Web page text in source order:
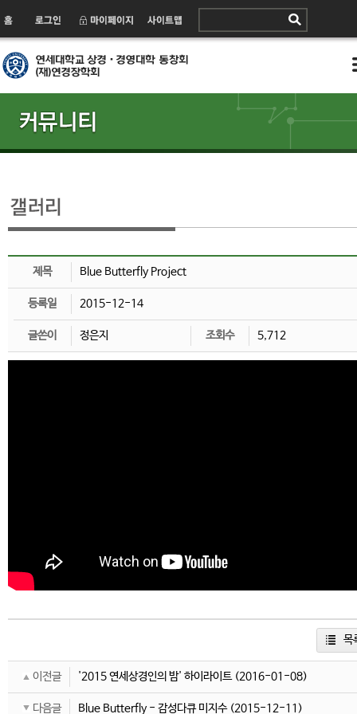
제목 Blue Butterfly Project
등록일 2015-12-14
글쓴이 정은지 조회수 5,712
목
이전글 '2015 연세상경인의 밤' 하이라이트(2016-01-08)
다음글 Blue Butterfly - 감성다큐 미지수(2015-12-11)